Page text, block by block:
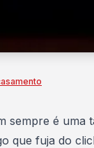
sempre é uma
que fuja do